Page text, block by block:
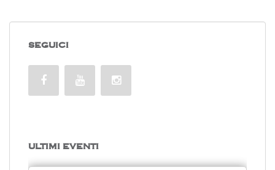
SEGUICI
ULTIMI EVENTI